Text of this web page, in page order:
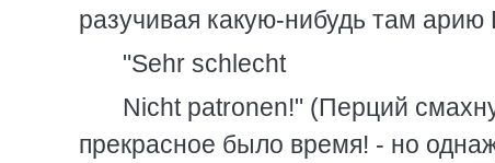
разучивая какую-нибудь там арию
"Sehr schlecht
Nicht patronen!" (Перций
прекрасное было время! - но